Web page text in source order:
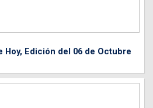
Hoy, Edición del 06 de Octubre